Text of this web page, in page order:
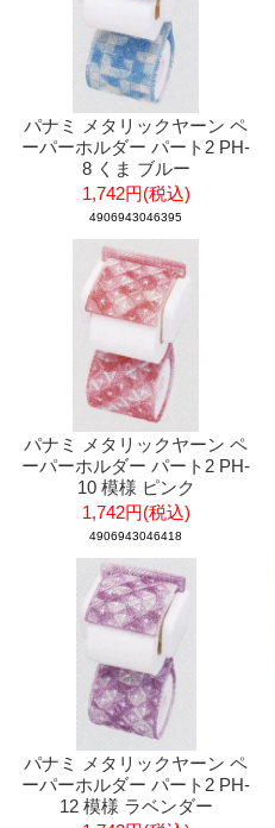
パナミ メタリックヤーン ペ
ーパーホルダー パート2 PH-
8 くま ブルー
1,742円(税込)
4906943046395
パナミ メタリックヤーン ペ
ーパーホルダー パート2 PH-
10 模様 ピンク
1,742円(税込)
4906943046418
パナミ メタリックヤーン ペ
ーパーホルダー パート2 PH-
12 模様 ラベンダー